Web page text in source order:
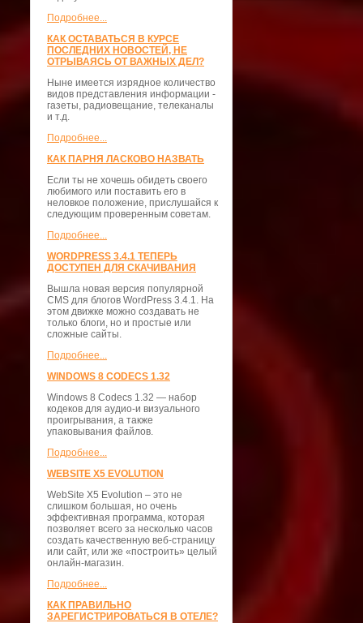
Подробнее...
КАК ОСТАВАТЬСЯ В КУРСЕ
ПОСЛЕДНИХ НОВОСТЕЙ, НЕ
ОТРЫВАЯСЬ ОТ ВАЖНЫХ ДЕЛ?
Ныне имеется изрядное количество
видов представления информации -
газеты, радиовещание, телеканалы
и т.д.
Подробнее...
КАК ПАРНЯ ЛАСКОВО НАЗВАТЬ
Если ты не хочешь обидеть своего
любимого или поставить его в
неловкое положение, прислушайся к
следующим проверенным советам.
Подробнее...
WORDPRESS 3.4.1 ТЕПЕРЬ
ДОСТУПЕН ДЛЯ СКАЧИВАНИЯ
Вышла новая версия популярной
CMS для блогов WordPress 3.4.1. На
этом движке можно создавать не
только блоги, но и простые или
сложные сайты.
Подробнее...
WINDOWS 8 CODECS 1.32
Windows 8 Codecs 1.32 — набор
кодеков для аудио-и визуального
проигрывания, а также
упаковывания файлов.
Подробнее...
WEBSITE X5 EVOLUTION
WebSite X5 Evolution – это не
слишком большая, но очень
эффективная программа, которая
позволяет всего за несколько часов
создать качественную веб-страницу
или сайт, или же «построить» целый
онлайн-магазин.
Подробнее...
КАК ПРАВИЛЬНО
ЗАРЕГИСТРИРОВАТЬСЯ В ОТЕЛЕ?